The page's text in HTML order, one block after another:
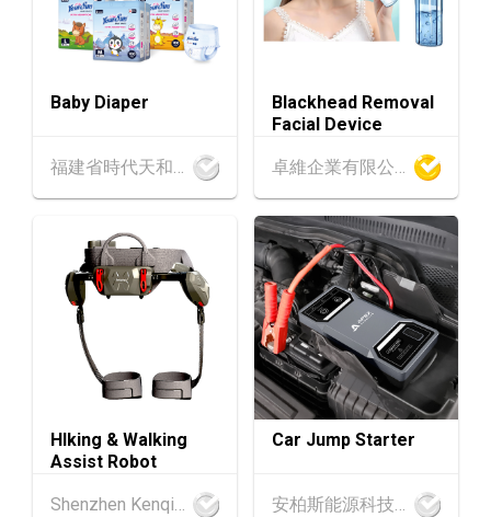
26
香港
26.08.2026
「中小企資援組」網絡研討會系列︰AI「資」
動觸達全球
1-5
香港
01.09.2026 - 05.09.2026
國際名表薈萃 2026 (香港會議展覽中心)
SEP
香港
01.09.2026 - 05.09.2026
香港貿發局香港鐘表展 2026 (香港會議展覽中
心)
02.09.2026 - 05.09.2026
香港國際時尚匯展 2026 (香港會議展覽中心)
SEP
09.09.2026 - 10.09.2026
一帶一路高峰論壇2026
9
香港
09.09.2026
Baby Diaper
Blackhead Removal
Facial Device
HIking & Walking
Assist Robot
Shenzhen Kenqing Technology Co., Ltd.
Car Jump Starter
安柏斯能源科技有限公司